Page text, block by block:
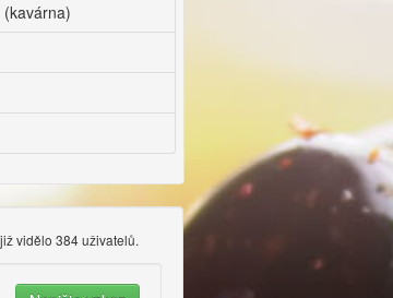
vidělo 384 uživatelů.